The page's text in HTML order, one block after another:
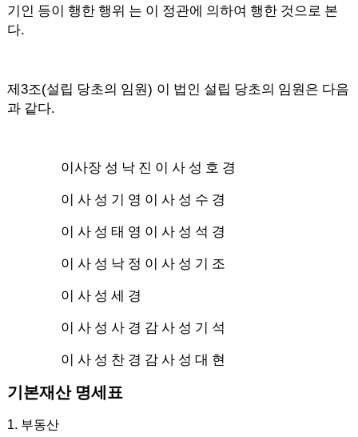
기인 등이 행한 행위 는 이 정관에 의하여 행한 것으로 본
다.
제3조(설립 당초의 임원) 이 법인 설립 당초의 임원은 다음
과 같다.
이사장 성 낙 진 이 사 성 호 경
이 사 성 기 영 이 사 성 수 경
이 사 성 태 영 이 사 성 석 경
이 사 성 낙 정 이 사 성 기 조
이 사 성 세 경
이 사 성 사 경 감 사 성 기 석
이 사 성 찬 경 감 사 성 대 현
기본재산 명세표
1. 부동산